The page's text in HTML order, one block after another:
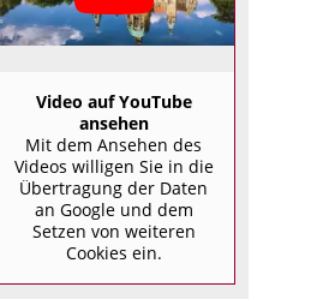
Video auf YouTube
ansehen
Mit dem Ansehen des
Videos willigen Sie in die
Übertragung der Daten
an Google und dem
Setzen von weiteren
Cookies ein.